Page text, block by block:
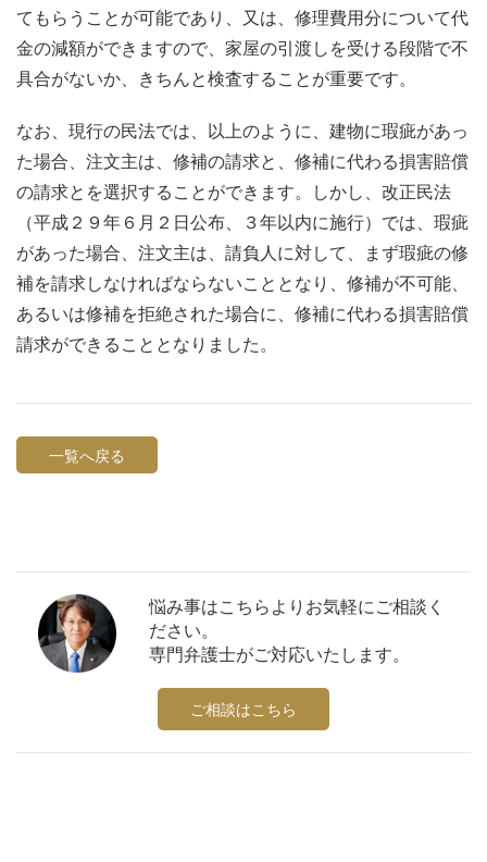
てもらうことが可能であり、又は、修理費用分について代
金の減額ができますので、家屋の引渡しを受ける段階で不
具合がないか、きちんと検査することが重要です。
なお、現行の民法では、以上のように、建物に瑕疵があっ
た場合、注文主は、修補の請求と、修補に代わる損害賠償
の請求とを選択することができます。しかし、改正民法
（平成２９年６月２日公布、３年以内に施行）では、瑕疵
があった場合、注文主は、請負人に対して、まず瑕疵の修
補を請求しなければならないこととなり、修補が不可能、
あるいは修補を拒絶された場合に、修補に代わる損害賠償
請求ができることとなりました。
一覧へ戻る
悩み事はこちらよりお気軽にご相談く
ださい。
専門弁護士がご対応いたします。
ご相談はこちら